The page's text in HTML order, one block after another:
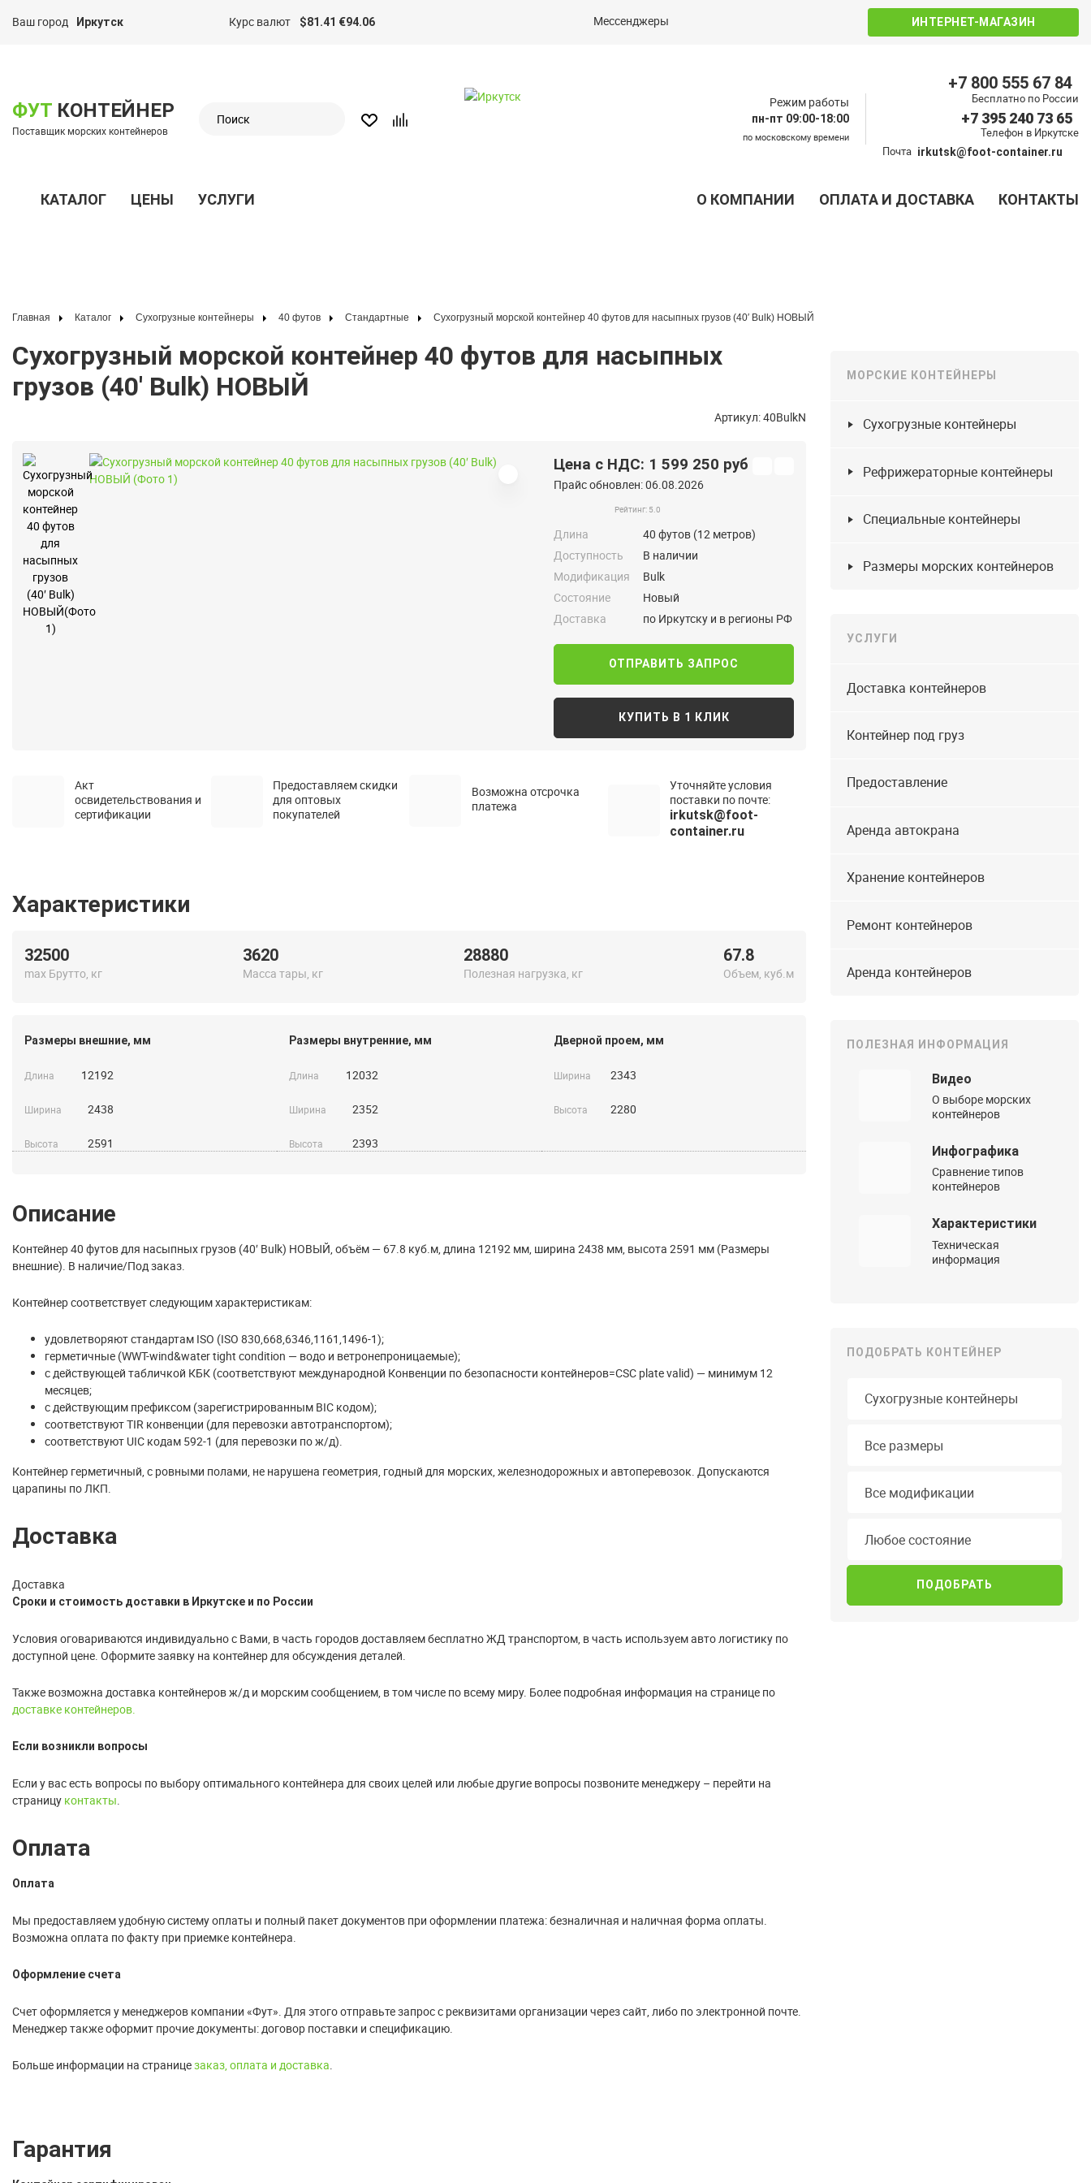
Ваш город Иркутск Курс валют $81.41 €94.06 Мессенджеры ИНТЕРНЕТ-МАГАЗИН
ФУТ КОНТЕЙНЕР
Поставщик морских контейнеров
Режим работы
пн-пт 09:00-18:00
по московскому времени
Бесплатно по России
+7 800 555 67 84
Телефон в Иркутске
+7 395 240 73 65
Почта irkutsk@foot-container.ru
КАТАЛОГ ЦЕНЫ УСЛУГИ О КОМПАНИИ ОПЛАТА И ДОСТАВКА КОНТАКТЫ
Главная Каталог Сухогрузные контейнеры 40 футов Стандартные Сухогрузный морской контейнер 40 футов для насыпных грузов (40′ Bulk) НОВЫЙ
Сухогрузный морской контейнер 40 футов для насыпных
грузов (40′ Bulk) НОВЫЙ
Артикул: 40BulkN
Цена с НДС: 1 599 250 руб
Прайс обновлен: 06.08.2026
Рейтинг: 5.0
Длина
40 футов (12 метров)
Доступность
В наличии
Модификация
Bulk
Состояние
Новый
Доставка
по Иркутску и в регионы РФ
ОТПРАВИТЬ ЗАПРОС
КУПИТЬ В 1 КЛИК
Акт
освидетельствования и
сертификации
Предоставляем скидки
для оптовых
покупателей
Возможна отсрочка
платежа
Уточняйте условия
поставки по почте:
irkutsk@foot-
container.ru
Характеристики
32500
max Брутто, кг
3620
Масса тары, кг
28880
Полезная нагрузка, кг
67.8
Объем, куб.м
Размеры внешние, мм
Длина 12192
Ширина 2438
Высота 2591
Размеры внутренние, мм
Длина 12032
Ширина 2352
Высота 2393
Дверной проем, мм
Ширина 2343
Высота 2280
Описание
Контейнер 40 футов для насыпных грузов (40′ Bulk) НОВЫЙ, объём — 67.8 куб.м, длина 12192 мм, ширина 2438 мм, высота 2591 мм (Размеры
внешние). В наличие/Под заказ.
Контейнер соответствует следующим характеристикам:
удовлетворяют стандартам ISO (ISO 830,668,6346,1161,1496-1);
герметичные (WWT-wind&water tight condition — водо и ветронепроницаемые);
с действующей табличкой КБК (соответствуют международной Конвенции по безопасности контейнеров=CSC plate valid) — минимум 12
месяцев;
с действующим префиксом (зарегистрированным BIC кодом);
соответствуют TIR конвенции (для перевозки автотранспортом);
соответствуют UIC кодам 592-1 (для перевозки по ж/д).
Контейнер герметичный, с ровными полами, не нарушена геометрия, годный для морских, железнодорожных и автоперевозок. Допускаются
царапины по ЛКП.
Доставка
Доставка
Сроки и стоимость доставки в Иркутске и по России
Условия оговариваются индивидуально с Вами, в часть городов доставляем бесплатно ЖД транспортом, в часть используем авто логистику по
доступной цене. Оформите заявку на контейнер для обсуждения деталей.
Также возможна доставка контейнеров ж/д и морским сообщением, в том числе по всему миру. Более подробная информация на странице по
доставке контейнеров.
Если возникли вопросы
Если у вас есть вопросы по выбору оптимального контейнера для своих целей или любые другие вопросы позвоните менеджеру – перейти на
страницу контакты.
Оплата
Оплата
Мы предоставляем удобную систему оплаты и полный пакет документов при оформлении платежа: безналичная и наличная форма оплаты.
Возможна оплата по факту при приемке контейнера.
Оформление счета
Счет оформляется у менеджеров компании «Фут». Для этого отправьте запрос с реквизитами организации через сайт, либо по электронной почте.
Менеджер также оформит прочие документы: договор поставки и спецификацию.
Больше информации на страницезаказ, оплата и доставка.
Гарантия
МОРСКИЕ КОНТЕЙНЕРЫ
Сухогрузные контейнеры
Рефрижераторные контейнеры
Специальные контейнеры
Размеры морских контейнеров
УСЛУГИ
Доставка контейнеров
Контейнер под груз
Предоставление
Аренда автокрана
Хранение контейнеров
Ремонт контейнеров
Аренда контейнеров
ПОЛЕЗНАЯ ИНФОРМАЦИЯ
Видео
О выборе морских
контейнеров
Инфографика
Сравнение типов
контейнеров
Характеристики
Техническая
информация
ПОДОБРАТЬ КОНТЕЙНЕР
Все размеры
Все модификации
Любое состояние